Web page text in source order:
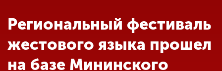
Абитуриенту
Региональный фестиваль
жестового языка прошел
на базе Мининского